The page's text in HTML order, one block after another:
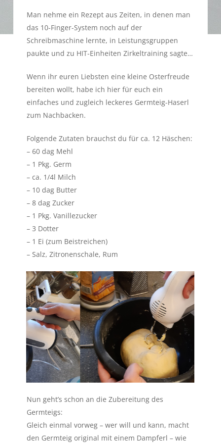
Man nehme ein Rezept aus Zeiten, in denen man
das 10-Finger-System noch auf der
Schreibmaschine lernte, in Leistungsgruppen
paukte und zu HIT-Einheiten Zirkeltraining sagte…
Wenn ihr euren Liebsten eine kleine Osterfreude
bereiten wollt, habe ich hier für euch ein
einfaches und zugleich leckeres Germteig-Haserl
zum Nachbacken.
Folgende Zutaten brauchst du für ca. 12 Häschen:
– 60 dag Mehl
– 1 Pkg. Germ
– ca. 1/4l Milch
– 10 dag Butter
– 8 dag Zucker
– 1 Pkg. Vanillezucker
– 3 Dotter
– 1 Ei (zum Beistreichen)
– Salz, Zitronenschale, Rum
Nun geht’s schon an die Zubereitung des
Germteigs:
Gleich einmal vorweg – wer will und kann, macht
den Germteig original mit einem Dampferl – wie